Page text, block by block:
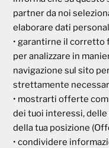
Società Mutua
Via Parigi, 11
00185 Roma
P.I e C.F. 04273791006
Tel. 800 99 93 83
Fax 06 44 24 87 05
e-mail:
partner da noi
elaborare dati
• garantirne il corretto
per analizzare in
navigazione sul sito
strettamente
• mostrarti offerte
dei tuoi interessi,
della tua posizione
• condividere